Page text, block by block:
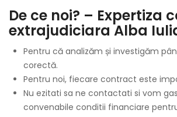
De ce noi? – Expertiza
extrajudiciara Alba
Pentru că analizăm și investigăm
corectă.
Pentru noi, fiecare contract este
Nu ezitati sa ne contactati si vom
convenabile conditii financiare